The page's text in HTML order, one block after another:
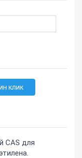
клик
CAS для